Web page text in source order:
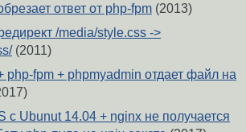
ответ от php-fpm (2013)
/media/style.css ->
(2011)
php-fpm + phpmyadmin отдает файл на
с Ubunut 14.04 + nginx не получается